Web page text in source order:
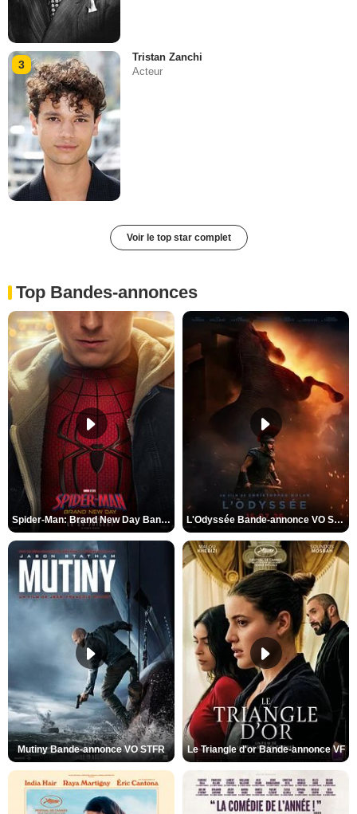
3
Tristan Zanchi
Acteur
Voir le top star complet
Top Bandes-annonces
Spider-Man: Brand New Day Bande-annonce VO STFR L'Odyssée Bande-annonce VO STFR
Mutiny Bande-annonce VO STFR Le Triangle d'or Bande-annonce VF